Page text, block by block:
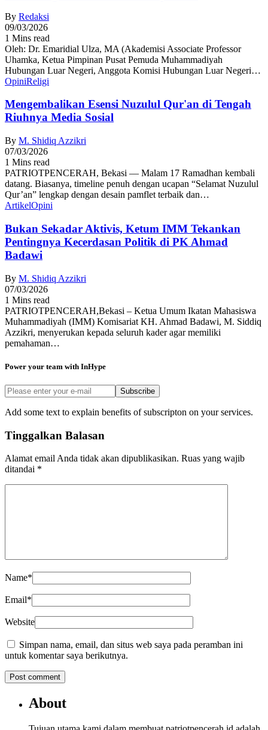
By Redaksi
09/03/2026
1 Mins read
Oleh: Dr. Emaridial Ulza, MA (Akademisi Associate Professor
Uhamka, Ketua Pimpinan Pusat Pemuda Muhammadiyah
Hubungan Luar Negeri, Anggota Komisi Hubungan Luar Negeri…
OpiniReligi
Mengembalikan Esensi Nuzulul Qur'an di Tengah
Riuhnya Media Sosial
By M. Shidiq Azzikri
07/03/2026
1 Mins read
PATRIOTPENCERAH, Bekasi — Malam 17 Ramadhan kembali
datang. Biasanya, timeline penuh dengan ucapan “Selamat Nuzulul
Qur’an” lengkap dengan desain pamflet terbaik dan…
ArtikelOpini
Bukan Sekadar Aktivis, Ketum IMM Tekankan
Pentingnya Kecerdasan Politik di PK Ahmad
Badawi
By M. Shidiq Azzikri
07/03/2026
1 Mins read
PATRIOTPENCERAH,Bekasi – Ketua Umum Ikatan Mahasiswa
Muhammadiyah (IMM) Komisariat KH. Ahmad Badawi, M. Siddiq
Azzikri, menyerukan kepada seluruh kader agar memiliki
pemahaman…
Power your team with InHype
Subscribe
Add some text to explain benefits of subscripton on your services.
Tinggalkan Balasan
Alamat email Anda tidak akan dipublikasikan. Ruas yang wajib
ditandai *
Name*
Email*
Website
Simpan nama, email, dan situs web saya pada peramban ini
untuk komentar saya berikutnya.
About